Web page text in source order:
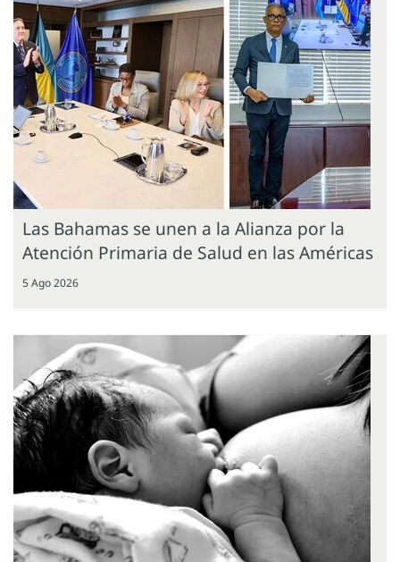
Las Bahamas se unen a la Alianza por la
Atención Primaria de Salud en las Américas
5 Ago 2026